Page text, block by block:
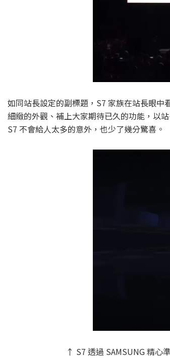
如同站長設定的副標題，S7 家族在站長眼
細緻的外觀、補上大家期待已久的功能，以
S7 不會給人太多的意外，也少了幾分驚喜。
↑ S7 透過 SAMSUNG 精心